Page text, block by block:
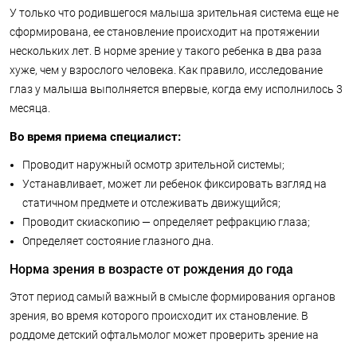
У только что родившегося малыша зрительная система еще не
сформирована, ее становление происходит на протяжении
нескольких лет. В норме зрение у такого ребенка в два раза
хуже, чем у взрослого человека. Как правило, исследование
глаз у малыша выполняется впервые, когда ему исполнилось 3
месяца.
Во время приема специалист:
Проводит наружный осмотр зрительной системы;
Устанавливает, может ли ребенок фиксировать взгляд на
статичном предмете и отслеживать движущийся;
Проводит скиаскопию — определяет рефракцию глаза;
Определяет состояние глазного дна.
Норма зрения в возрасте от рождения до года
Этот период самый важный в смысле формирования органов
зрения, во время которого происходит их становление. В
роддоме детский офтальмолог может проверить зрение на